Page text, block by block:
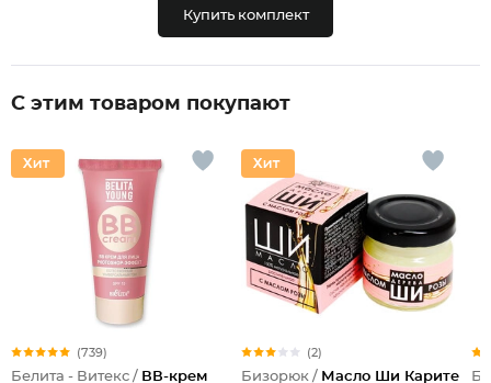
Купить комплект
С этим товаром покупают
(739)
Белита - Витекс / ВВ-крем
(2)
Бизорюк / Масло Ши Карите